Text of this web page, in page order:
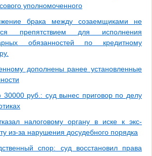
уполномоченного
брака между созаемщиками не
препятствием для исполнения
обязанностей по кредитному
дополнены ранее установленные
руб.: суд вынес приговор по делу
налоговому органу в иске к экс-
из-за нарушения досудебного порядка
спор: суд восстановил права